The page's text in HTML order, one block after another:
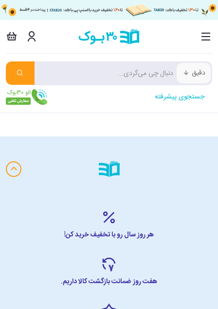
دقیق
جستجوی پیشرفته
هر روز سال رو با تخفیف خرید کن!
هفت روز ضمانت بازگشت کالا داریم.